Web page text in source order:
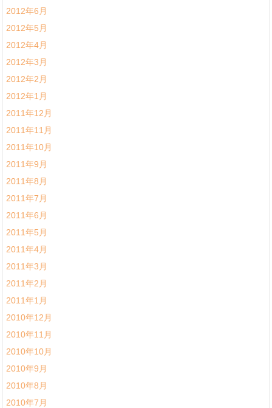
2012年6月
2012年5月
2012年4月
2012年3月
2012年2月
2012年1月
2011年12月
2011年11月
2011年10月
2011年9月
2011年8月
2011年7月
2011年6月
2011年5月
2011年4月
2011年3月
2011年2月
2011年1月
2010年12月
2010年11月
2010年10月
2010年9月
2010年8月
2010年7月